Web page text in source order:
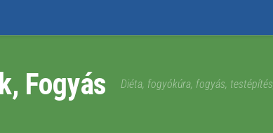
Fogyás Diéta, fogyókúra, fogyás,